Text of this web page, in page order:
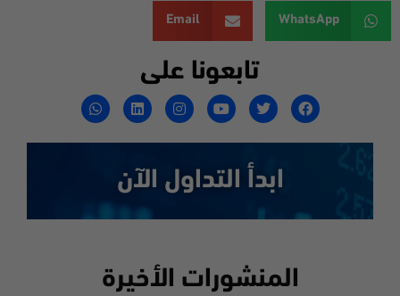
WhatsApp
Email
تابعونا على
ابدأ التداول الآن
المنشورات الأخيرة